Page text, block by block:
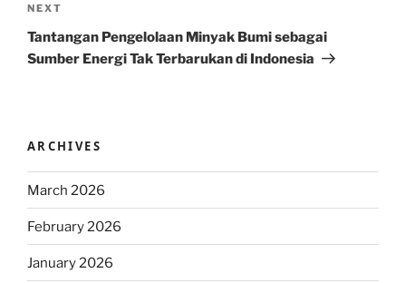
Next
Post
NEXT
Tantangan Pengelolaan Minyak Bumi sebagai
Sumber Energi Tak Terbarukan di Indonesia
ARCHIVES
March 2026
February 2026
January 2026